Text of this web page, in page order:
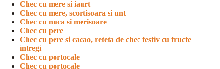
Chec cu mere si iaurt
Chec cu mere, scortisoara si unt
Chec cu nuca si merisoare
Chec cu pere
Chec cu pere si cacao, reteta de chec festiv cu fructe
intregi
Chec cu portocale
Chec cu portocale